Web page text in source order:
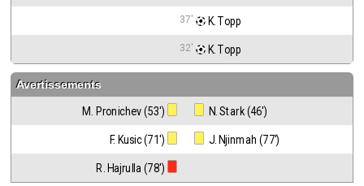
37' K. Topp
32' K. Topp
Avertissements
M. Pronichev (53') N. Stark (46')
F. Kusic (71') J. Njinmah (77')
R. Hajrulla (78')